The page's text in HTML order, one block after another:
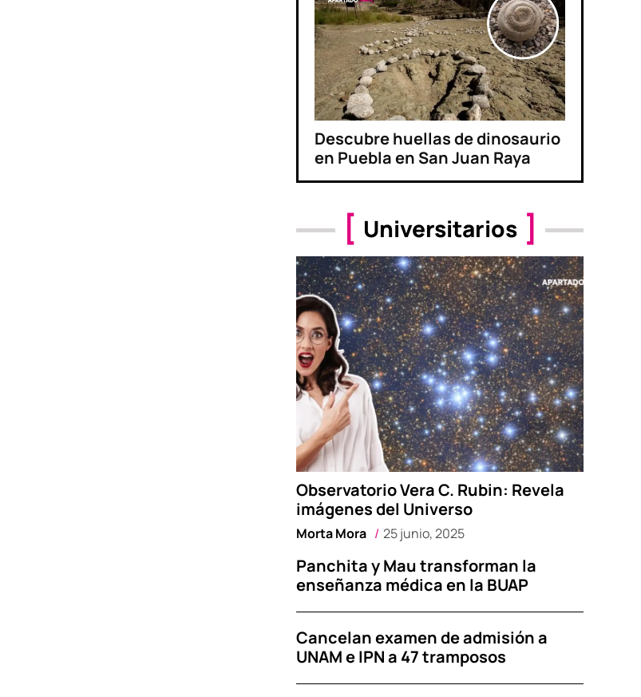
Descubre huellas de dinosaurio
en Puebla en San Juan Raya
Universitarios
Observatorio Vera C. Rubin: Revela
imágenes del Universo
Morta Mora 25 junio, 2025
Panchita y Mau transforman la
enseñanza médica en la BUAP
Cancelan examen de admisión a
UNAM e IPN a 47 tramposos